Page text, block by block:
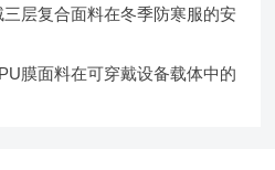
层复合面料在冬季防寒服的安
膜面料在可穿戴设备载体中的